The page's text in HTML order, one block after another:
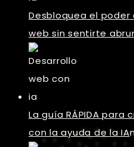
Desbloquea el poder
web sin sentirte
La guía RÁPIDA
con la ayuda de la IA